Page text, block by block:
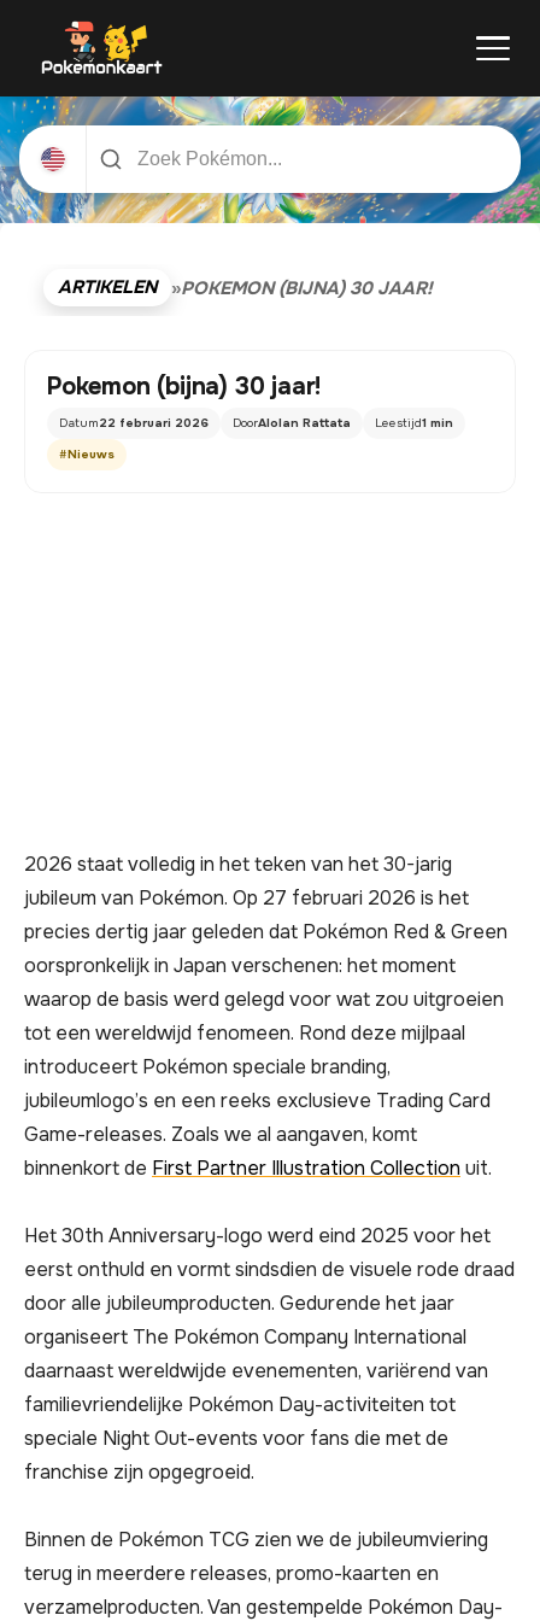
ARTIKELEN »POKEMON (BIJNA) 30 JAAR!
Pokemon (bijna) 30 jaar!
Datum22 februari 2026 DoorAlolan Rattata Leestijd1 min
#Nieuws
2026 staat volledig in het teken van het 30-jarig
jubileum van Pokémon. Op 27 februari 2026 is het
precies dertig jaar geleden dat Pokémon Red & Green
oorspronkelijk in Japan verschenen: het moment
waarop de basis werd gelegd voor wat zou uitgroeien
tot een wereldwijd fenomeen. Rond deze mijlpaal
introduceert Pokémon speciale branding,
jubileumlogo’s en een reeks exclusieve Trading Card
Game-releases. Zoals we al aangaven, komt
binnenkort de First Partner Illustration Collection uit.
Het 30th Anniversary-logo werd eind 2025 voor het
eerst onthuld en vormt sindsdien de visuele rode draad
door alle jubileumproducten. Gedurende het jaar
organiseert The Pokémon Company International
daarnaast wereldwijde evenementen, variërend van
familievriendelijke Pokémon Day-activiteiten tot
speciale Night Out-events voor fans die met de
franchise zijn opgegroeid.
Binnen de Pokémon TCG zien we de jubileumviering
terug in meerdere releases, promo-kaarten en
verzamelproducten. Van gestempelde Pokémon Day-